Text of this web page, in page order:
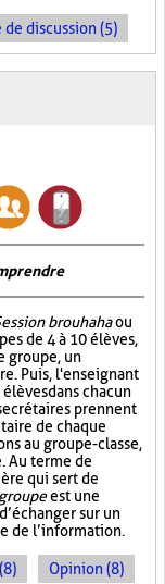
de discussion (5)
brouhahaou
de 4 à 10 élèves,
groupe, un
Puis, l'enseignant
dans chacun
prennent
de chaque
au groupe-classe,
Au terme de
qui sert de
est une
sur un
de l’information.
Opinion (8)